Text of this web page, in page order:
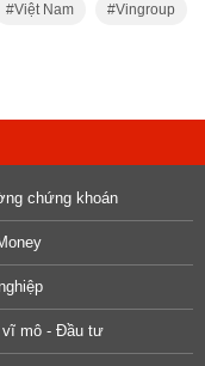
Việt Nam Vingroup
chứng khoán
vĩ mô - Đầu tư